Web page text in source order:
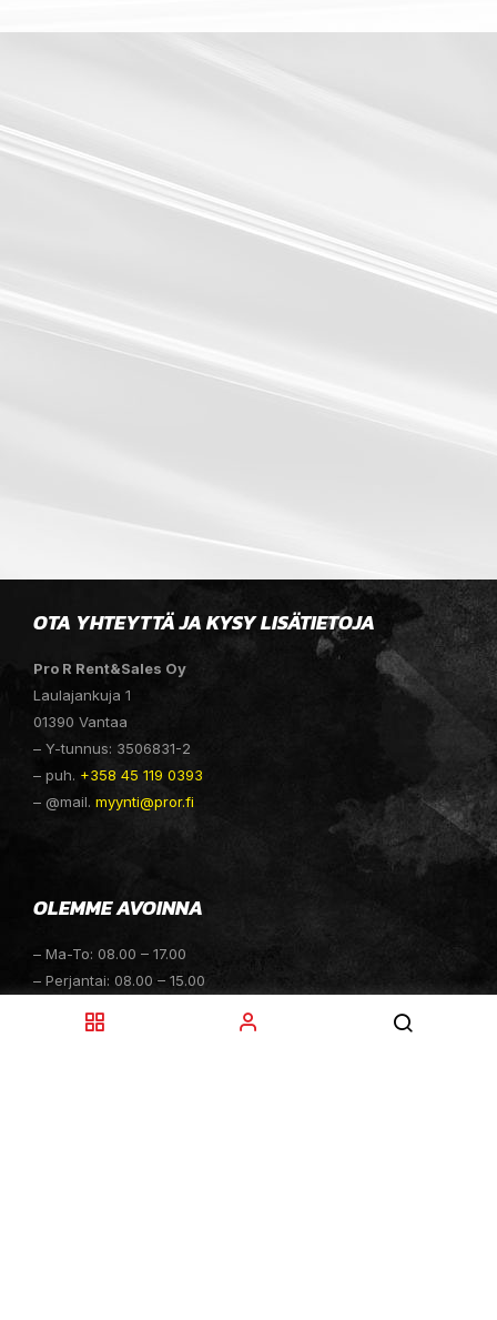
OTA YHTEYTTÄ JA KYSY LISÄTIETOJA
Pro R Rent&Sales Oy
Laulajankuja 1
01390 Vantaa
– Y-tunnus: 3506831-2
– puh. +358 45 119 0393
– @mail. myynti@pror.fi
OLEMME AVOINNA
– Ma-To: 08.00 – 17.00
– Perjantai: 08.00 – 15.00
– Sunnuntai: Suljettu